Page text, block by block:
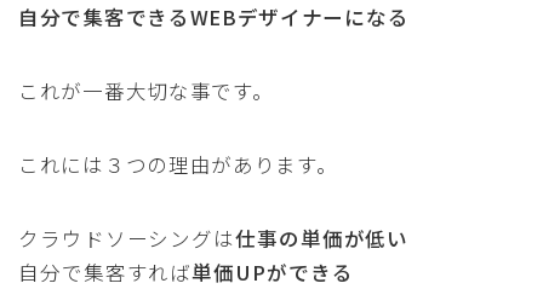
自分で集客できるWEBデザイナーになる
これが一番大切な事です。
これには３つの理由があります。
クラウドソーシングは仕事の単価が低い
自分で集客すれば単価UPができる